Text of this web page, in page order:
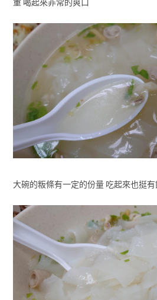
重 喝起來非常的爽口
大碗的粄條有一定的份量 吃起來也挺